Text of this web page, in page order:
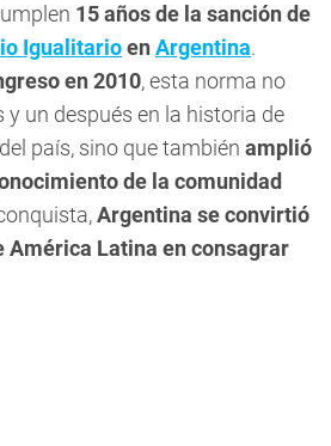
15 años de la sanción de
Igualitarioen Argentina.
en 2010, esta norma no
un después en la historia de
país, sino que también amplió
de la comunidad
Argentina se convirtió
América Latina en consagrar